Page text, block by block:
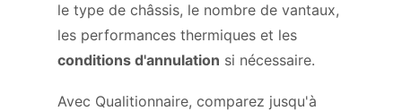
le type de châssis, le nombre de vantaux,
les performances thermiques et les
conditions d'annulation si nécessaire.
Avec Qualitionnaire, comparez jusqu'à